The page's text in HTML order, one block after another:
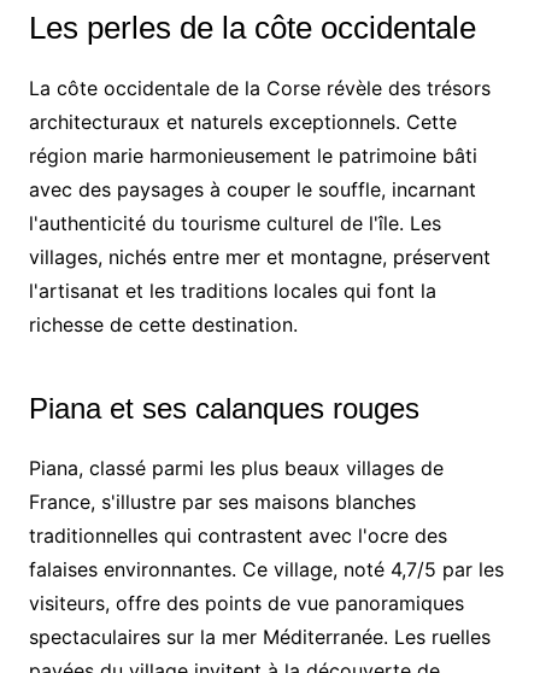
Les perles de la côte occidentale
La côte occidentale de la Corse révèle des trésors
architecturaux et naturels exceptionnels. Cette
région marie harmonieusement le patrimoine bâti
avec des paysages à couper le souffle, incarnant
l'authenticité du tourisme culturel de l'île. Les
villages, nichés entre mer et montagne, préservent
l'artisanat et les traditions locales qui font la
richesse de cette destination.
Piana et ses calanques rouges
Piana, classé parmi les plus beaux villages de
France, s'illustre par ses maisons blanches
traditionnelles qui contrastent avec l'ocre des
falaises environnantes. Ce village, noté 4,7/5 par les
visiteurs, offre des points de vue panoramiques
spectaculaires sur la mer Méditerranée. Les ruelles